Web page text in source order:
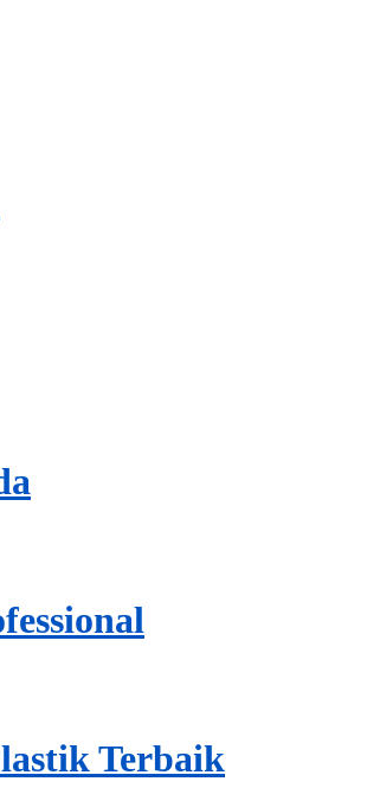
Terbaik